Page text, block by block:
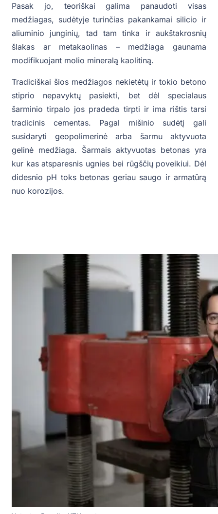
Pasak jo, teoriškai galima panaudoti visas
medžiagas, sudėtyje turinčias pakankamai silicio ir
aliuminio junginių, tad tam tinka ir aukštakrosnių
šlakas ar metakaolinas – medžiaga gaunama
modifikuojant molio mineralą kaolitiną.
Tradiciškai šios medžiagos nekietėtų ir tokio betono
stiprio nepavyktų pasiekti, bet dėl specialaus
šarminio tirpalo jos pradeda tirpti ir ima rištis tarsi
tradicinis cementas. Pagal mišinio sudėtį gali
susidaryti geopolimerinė arba šarmu aktyvuota
gelinė medžiaga. Šarmais aktyvuotas betonas yra
kur kas atsparesnis ugnies bei rūgščių poveikiui. Dėl
didesnio pH toks betonas geriau saugo ir armatūrą
nuo korozijos.